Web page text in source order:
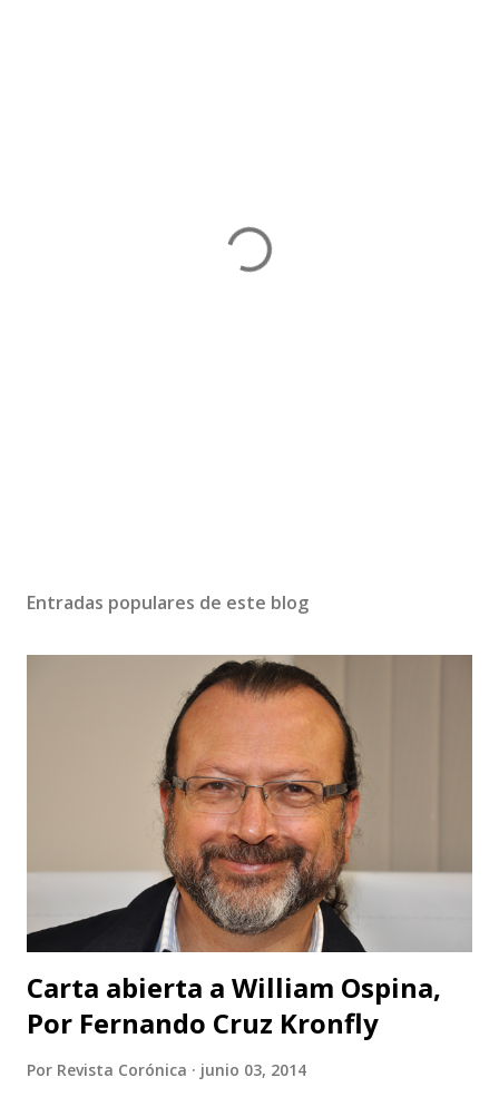
Entradas populares de este blog
Carta abierta a William Ospina,
Por Fernando Cruz Kronfly
Por Revista Corónica junio 03, 2014